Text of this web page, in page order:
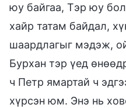
юу байгаа, Тэр юу
хайр татам байдал,
шаардлагыг мэдэж,
Бурхан тэр үед
ч Петр ямартай ч
хүрсэн юм. Энэ нь